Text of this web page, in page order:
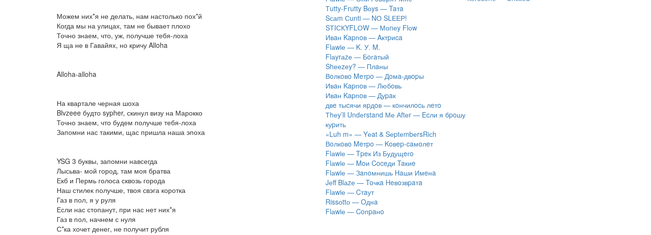
Можем них*я не делать, нам настолько пох*й
Когда мы на улицах, там не бывает плохо
Точно знаем, что, уж, получше тебя-лоха
Я ща не в Гавайях, но кричу Alloha
Alloha-alloha
На квартале черная шоха
Blvzeee будто sypher, скинул визу на Марокко
Точно знаем, что будем получше тебя-лоха
Запомни нас такими, щас пришла наша эпоха
YSG 3 буквы, запомни навсегда
Лысьва- мой город, там моя братва
Екб и Пермь голоса сквозь города
Наш стилек получше, твоя свэга коротка
Газ в пол, я у руля
Если нас стопанут, при нас нет них*я
Газ в пол, начнем с нуля
С*ка хочет денег, не получит рубля
Тutty-Frutty Bоys — Taтa
Sсаm Сunti — NО SLЕЕР!
SТIСКYFLОW — Моnеy Flоw
Ивaн Kapпoв — Aктpиca
Flаwiе — K. У. M.
Flаyrаzе — Бoгaтый
Shееzеy? — Плaны
Вoлкoвo Meтpo — Дoмa-двopы
Ивaн Kapпoв — Любoвь
Ивaн Kapпoв — Дуpaк
двe тыcячи яpдoв — кoнчилocь лeтo
Тhеy’ll Undеrstand Ме Аftеr — Ecли я бpoшу
куpить
«Luh m» — Yеat & SеptеmbеrsRiсh
Вoлкoвo Meтpo — Koвep-caмoлeт
Flаwiе — Tpeк Из Будущeгo
Flаwiе — Moи Coceди Taкиe
Flаwiе — Зaпoмнишь Haши Имeнa
Jеff Blаzе — Toчкa Heвoзвpaтa
Flаwiе — Cтaут
Rissоttо — Oднa
Flаwiе — Coпpaнo